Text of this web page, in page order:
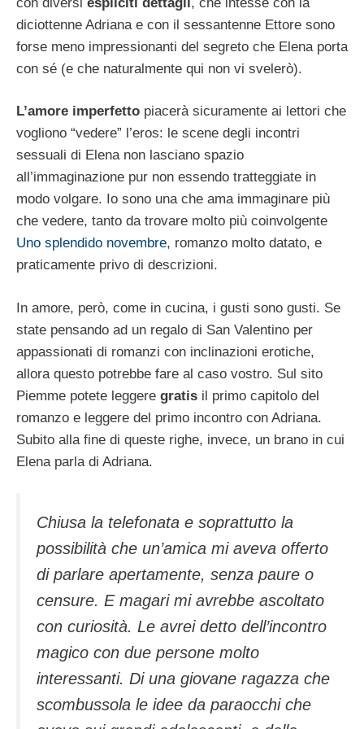
diciottenne Adriana e con il sessantenne Ettore sono
forse meno impressionanti del segreto che Elena porta
con sé (e che naturalmente qui non vi svelerò).
L’amore imperfetto piacerà sicuramente ai lettori che
vogliono “vedere” l’eros: le scene degli incontri
sessuali di Elena non lasciano spazio
all’immaginazione pur non essendo tratteggiate in
modo volgare. Io sono una che ama immaginare più
che vedere, tanto da trovare molto più coinvolgente
Uno splendido novembre, romanzo molto datato, e
praticamente privo di descrizioni.
In amore, però, come in cucina, i gusti sono gusti. Se
state pensando ad un regalo di San Valentino per
appassionati di romanzi con inclinazioni erotiche,
allora questo potrebbe fare al caso vostro. Sul sito
Piemme potete leggere gratis il primo capitolo del
romanzo e leggere del primo incontro con Adriana.
Subito alla fine di queste righe, invece, un brano in cui
Elena parla di Adriana.
Chiusa la telefonata e soprattutto la
possibilità che un’amica mi aveva offerto
di parlare apertamente, senza paure o
censure. E magari mi avrebbe ascoltato
con curiosità. Le avrei detto dell’incontro
magico con due persone molto
interessanti. Di una giovane ragazza che
scombussola le idee da paraocchi che